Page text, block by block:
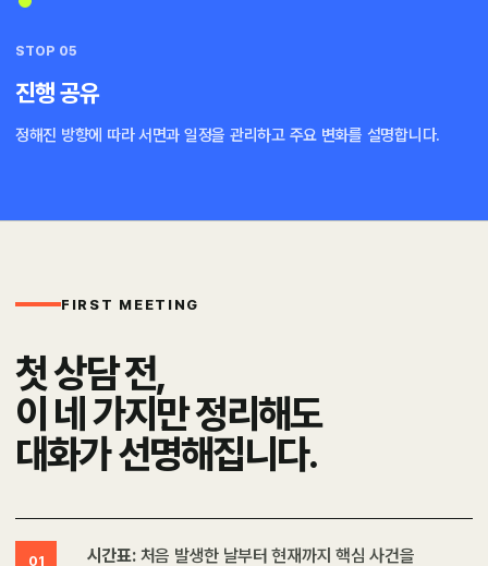
STOP 05
진행 공유
정해진 방향에 따라 서면과 일정을 관리하고 주요 변화를 설명합니다.
FIRST MEETING
첫 상담 전,
이 네 가지만 정리해도
대화가 선명해집니다.
01 시간표:처음 발생한 날부터 현재까지 핵심 사건을